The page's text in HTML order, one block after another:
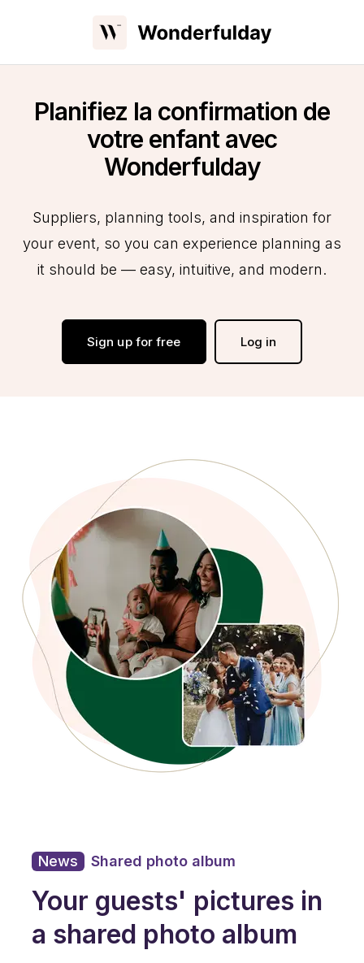
Planifiez la confirmation de
votre enfant avec
Wonderfulday
Suppliers, planning tools, and inspiration for
your event, so you can experience planning as
it should be — easy, intuitive, and modern.
Sign up for free Log in
News Shared photo album
Your guests' pictures in
a shared photo album